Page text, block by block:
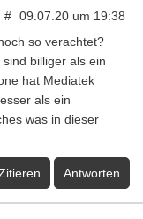
# 09.07.20 um 19:38
so verachtet?
billiger als ein
hat Mediatek
als ein
was in dieser
Antworten